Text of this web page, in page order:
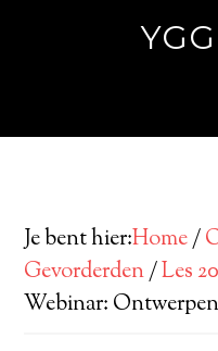
Je bent hier:Home/
Gevorderden/Les
Webinar: